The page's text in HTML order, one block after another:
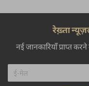
रेख़्ता
नई जानकारियाँ प्राप्त